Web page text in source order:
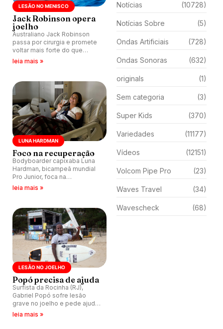
LESÃO NO MENISCO
Jack Robinson opera
joelho
Australiano Jack Robinson
passa por cirurgia e promete
voltar mais forte do que
nunca, depois de sofrer lesão
leia mais »
LUNA HARDMAN
Foco na recuperação
Bodyboarder capixaba Luna
Hardman, bicampeã mundial
Pro Junior, foca na
recuperação depois de sofrer
leia mais »
LESÃO NO JOELHO
Popó precisa de ajuda
Surfista da Rocinha (RJ),
Gabriel Popó sofre lesão
grave no joelho e pede ajuda
para cirurgia que o permitirá
leia mais »
Notícias (10728)
Notícias Sobre (5)
Ondas Artificiais (728)
Ondas Sonoras (632)
originals (1)
Sem categoria (3)
Super Kids (370)
Variedades (11177)
Vídeos (12151)
Volcom Pipe Pro (23)
Waves Travel (34)
Wavescheck (68)